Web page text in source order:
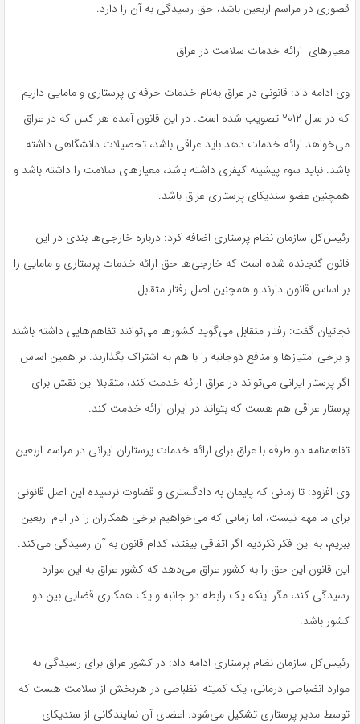
قصوری در مراسم اربعین باشد، حق رسیدگی به آن را دارد.
معیارهای ارائه خدمات سلامت در عراق
وی ادامه داد: قانونی در عراق به‌نام خدمات حرفه‌ای پرستاری و مامایی داریم
که در سال ۲۰۱۲ تصویب شده است. در این قانون آمده هر کس که در عراق
می‌خواهد ارائه خدمات دهد باید عراقی باشد، تحصیلات دانشگاهی داشته
باشد. نباید سوء پیشینه کیفری داشته باشد، معیارهای سلامت را داشته باشد و
همچنین عضو سندیکای پرستاری عراق باشد.
رئیس‌کل سازمان نظام پرستاری اضافه کرد: درباره خارجی‌ها بندی در این
قانون گنجانده شده است که خارجی‌ها حق ارائه خدمات پرستاری و مامایی را
بر اساس قانون دارند و همچنین اصل رفتار متقابل.
نجاتیان گفت: رفتار متقابل می‌گوید کشورها می‌توانند تفاهم‌‌هایی داشته باشند
و برخی امتیازها و منافع دوجانبه را با هم به اشتراک بگذارند. بر همین اساس
اگر پرستار ایرانی می‌تواند در عراق ارائه خدمت کند، متقابلا این نقش برای
پرستار عراقی هم هست که بتواند در ایران ارائه خدمت کند.
تفاهمنامه دو طرفه با عراق برای ارائه خدمات پرستاران ایرانی در مراسم اربعین
وی افزود: تا زمانی که پایمان به دادگستری و قضاوت نرسیده این اصل قانونی
برای ما مهم نیست، اما زمانی که می‌خواهیم برخی همکاران را در ایام اربعین
ببریم، به این فکر نکردیم اگر اتفاقی بیفتد، کدام قانون به آن رسیدگی می‌کند.
این قانون این حق را به کشور عراق می‌دهد که کشور عراق به این موارد
رسیدگی کند، مگر اینکه یک رابطه دو جانبه و یک همکاری قضایی بین دو
کشور باشد.
رئیس‌کل سازمان نظام پرستاری ادامه داد: در کشور عراق برای رسیدگی به
موارد انضباطی درمانی، یک کمیته انظباطی در هربخش از سلامت هست که
توسط مدیر پرستاری تشکیل می‌شود. اعضای آن نمایندگانی از سندیکای